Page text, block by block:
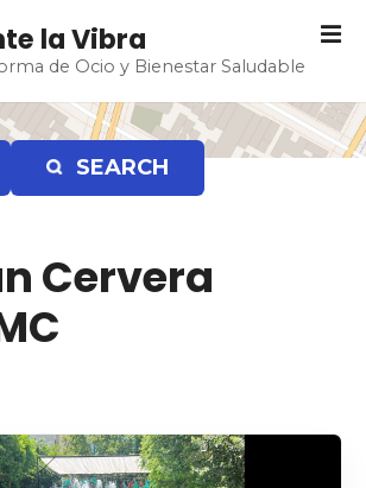
la Vibra
de Ocio y Bienestar Saludable
SEARCH
Cervera